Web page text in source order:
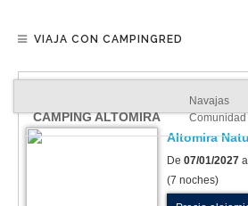
VIAJA CON CAMPINGRED
CAMPING ALTOMIRA
Navajas
Altomira
De 07/01/2027 al
(7 noches)